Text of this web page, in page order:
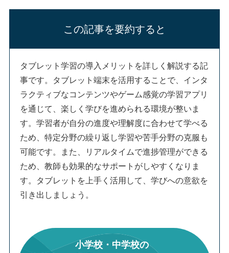
この記事を要約すると
タブレット学習の導入メリットを詳しく解説する記
事です。タブレット端末を活用することで、インタ
ラクティブなコンテンツやゲーム感覚の学習アプリ
を通じて、楽しく学びを進められる環境が整いま
す。学習者が自分の進度や理解度に合わせて学べる
ため、特定分野の繰り返し学習や苦手分野の克服も
可能です。また、リアルタイムで進捗管理ができる
ため、教師も効果的なサポートがしやすくなりま
す。タブレットを上手く活用して、学びへの意欲を
引き出しましょう。
小学校・中学校の